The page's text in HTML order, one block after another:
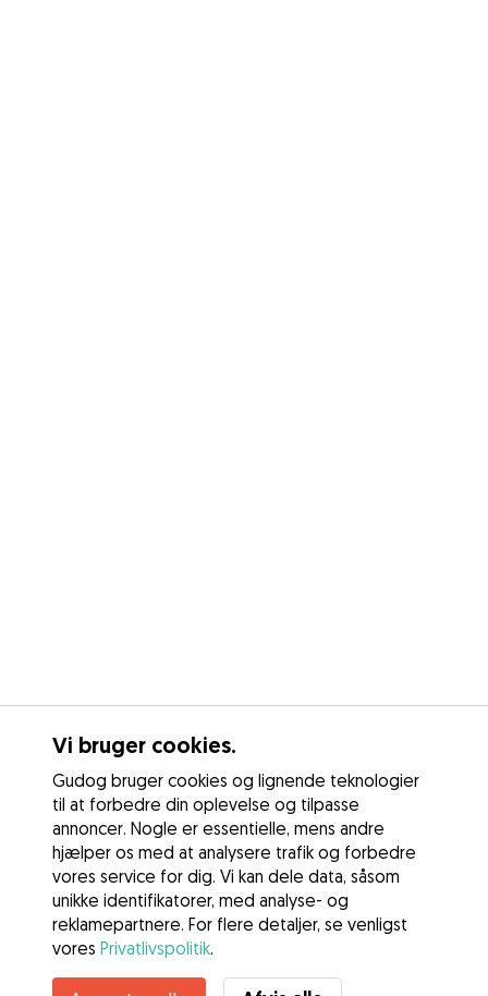
Vi bruger cookies.
Gudog bruger cookies og lignende teknologier
til at forbedre din oplevelse og tilpasse
annoncer. Nogle er essentielle, mens andre
hjælper os med at analysere trafik og forbedre
vores service for dig. Vi kan dele data, såsom
unikke identifikatorer, med analyse- og
reklamepartnere. For flere detaljer, se venligst
vores Privatlivspolitik.